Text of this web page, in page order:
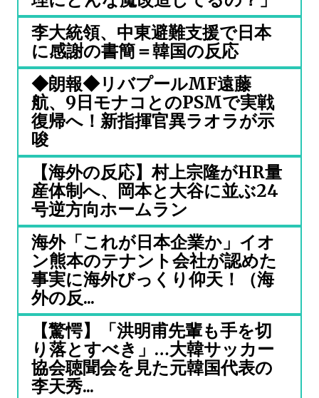
李大統領、中東避難支援で日本
に感謝の書簡＝韓国の反応
◆朗報◆リバプールMF遠藤
航、9日モナコとのPSMで実戦
復帰へ！新指揮官異ラオラが示
唆
【海外の反応】村上宗隆がHR量
産体制へ、岡本と大谷に並ぶ24
号逆方向ホームラン
海外「これが日本企業か」イオ
ン熊本のテナント会社が認めた
事実に海外びっくり仰天！（海
外の反...
【驚愕】「洪明甫先輩も手を切
り落とすべき」…大韓サッカー
協会聴聞会を見た元韓国代表の
李天秀...